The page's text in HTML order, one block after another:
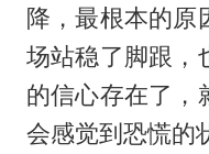
降，最根本的原
场站稳了脚跟，
的信心存在了，
会感觉到恐慌的